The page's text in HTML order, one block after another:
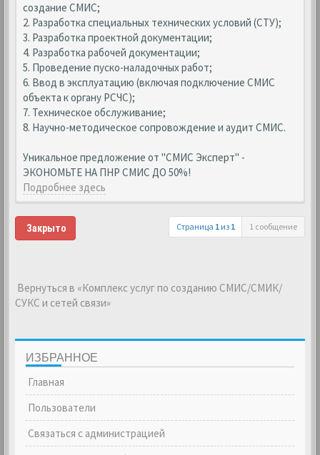
создание СМИС;
2. Разработка специальных технических условий (СТУ);
3. Разработка проектной документации;
4. Разработка рабочей документации;
5. Проведение пуско-наладочных работ;
6. Ввод в эксплуатацию (включая подключение СМИС
объекта к органу РСЧС);
7. Техническое обслуживание;
8. Научно-методическое сопровождение и аудит СМИС.
Уникальное предложение от "СМИС Эксперт" -
ЭКОНОМЬТЕ НА ПНР СМИС ДО 50%!
Подробнее здесь
Закрыто Страница 1 из 1 1 сообщение
Вернуться в «Комплекс услуг по созданию СМИС/СМИК/
СУКС и сетей связи»
ИЗБРАННОЕ
Главная
Пользователи
Связаться с администрацией